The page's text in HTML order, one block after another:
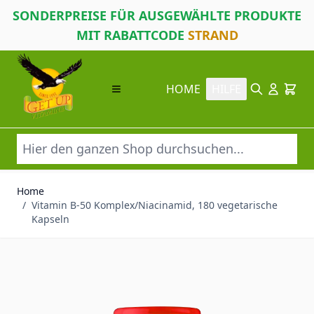
SONDERPREISE FÜR AUSGEWÄHLTE PRODUKTE
MIT RABATTCODE STRAND
Direkt zum Inhalt
HOME
Suche Cart
Home
/ Vitamin B-50 Komplex/Niacinamid, 180 vegetarische
Kapseln